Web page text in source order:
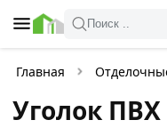
Поиск ..
Главная
Уголок